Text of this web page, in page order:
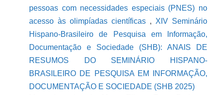
pessoas com necessidades especiais (PNES) no
acesso às olimpíadas científicas , XIV Seminário
Hispano-Brasileiro de Pesquisa em Informação,
Documentação e Sociedade (SHB): ANAIS DE
RESUMOS DO SEMINÁRIO HISPANO-
BRASILEIRO DE PESQUISA EM INFORMAÇÃO,
DOCUMENTAÇÃO E SOCIEDADE (SHB 2025)